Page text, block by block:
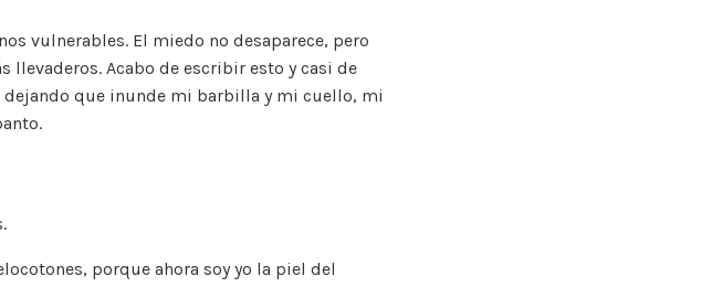
vulnerables. El miedo no desaparece, pero
Acabo de escribir esto y casi de
que inunde mi barbilla y mi cuello, mi
porque ahora soy yo la piel del